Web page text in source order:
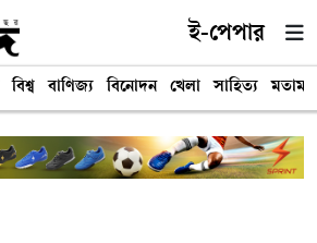
ই-পেপার
বিশ্ব বাণিজ্য বিনোদন খেলা সাহিত্য মতামত